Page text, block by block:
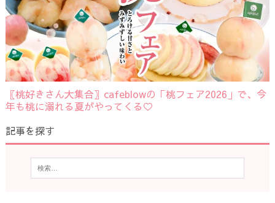
〖桃好きさん大集合〗cafeblowの「桃フェア2026」で、今
年も桃に溺れる夏がやってくる♡
記事を探す